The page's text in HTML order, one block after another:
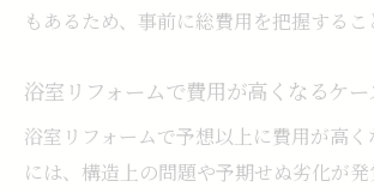
もあるため、事前に総費用を把握するこ
浴室リフォームで費用が高くなるケ
浴室リフォームで予想以上に費用が高く
には、構造上の問題や予期せぬ劣化が